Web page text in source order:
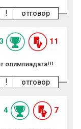
отговор
!
3 11
олимпиадата!!!
отговор
!
4 7